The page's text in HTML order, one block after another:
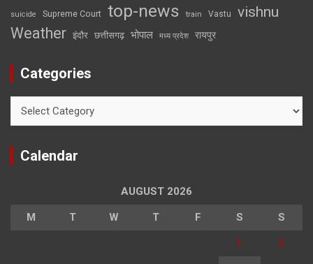
suicide Supreme Court top-news train Vastu vishnu
Weather इंदौर छत्तीसगढ़ भोपाल मध्य प्रदेश रायपुर
Categories
Calendar
AUGUST 2026
M T W T F S S
1 2